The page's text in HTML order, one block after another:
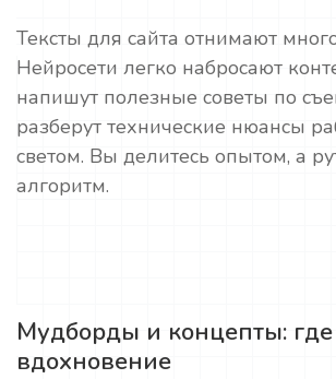
Тексты для сайта отнимают
Нейросети легко набросают
напишут полезные советы по
разберут технические нюансы
светом. Вы делитесь опытом, а
алгоритм.
Мудборды и концепты: где
вдохновение